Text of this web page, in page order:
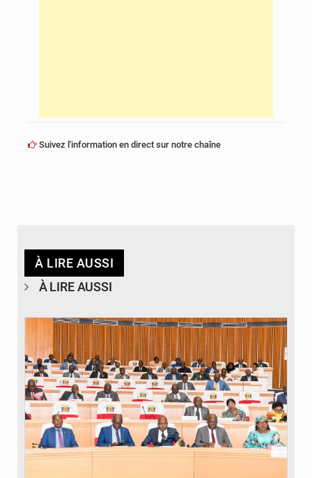
Suivez l'information en direct sur notre chaîne
À LIRE AUSSI
À LIRE AUSSI